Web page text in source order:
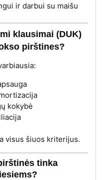
ir darbui su maišu
klausimai (DUK)
pirštines?
kokybė
visus šiuos kriterijus.
tinka